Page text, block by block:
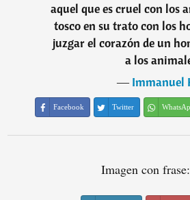
aquel que es cruel con los
tosco en su trato con los
juzgar el corazón de un
a los
―Immanuel
Facebook Twitter
Imagen con frase: